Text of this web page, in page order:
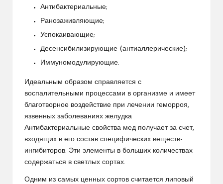
Антибактериальные;
Ранозаживляющие;
Успокаивающие;
Десенсибилизирующие (антиаллерические);
Иммуномодулирующие.
Идеальным образом справляется с
воспалительными процессами в организме и имеет
благотворное воздействие при лечении геморроя,
язвенных заболеваниях желудка
Антибактериальные свойства мед получает за счет,
входящих в его состав специфических веществ-
ингибиторов. Эти элементы в больших количествах
содержаться в светлых сортах.
Одним из самых ценных сортов считается липовый